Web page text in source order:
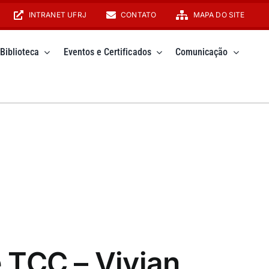
INTRANET UFRJ CONTATO MAPA DO SITE
Biblioteca Eventos e Certificados Comunicação